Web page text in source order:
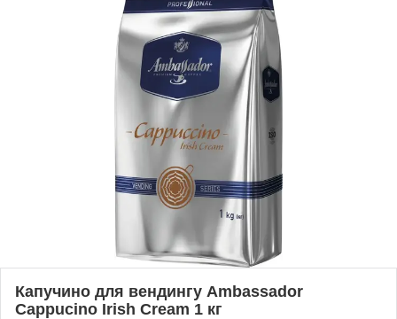
Капучино для вендингу Ambassador
Cappucino Irish Cream 1 кг